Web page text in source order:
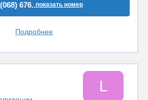
676..показать номер
Подробнее
L